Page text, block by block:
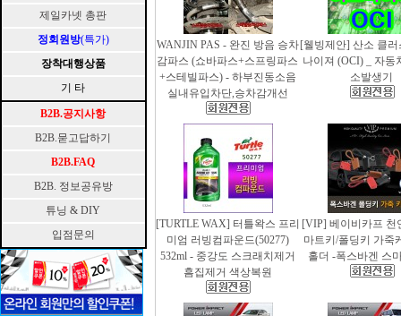
제일카넷 총판
정회원방(특가)
장착대행상품
기 타
B2B.공지사항
B2B.묻고답하기
B2B.FAQ
B2B. 정보공유방
튜닝 & DIY
입점문의
WANJIN PAS - 완진 방음 승차
감파스 (쇼바파스+스프링파스
+스테빌파스) - 하부진동소음
실내유입차단,승차감개선
[웰빙제안] 산소 클
나이져 (OCI) _ 자동
소발생기
[TURTLE WAX] 터틀왁스 프리
미엄 러빙컴파운드(50277)
532ml - 중강도 스크래치제거
흠집제거 색상복원
[VIP] 베이비카프 천
마트키/폴딩키 가죽
홀더 -폭스바겐 스